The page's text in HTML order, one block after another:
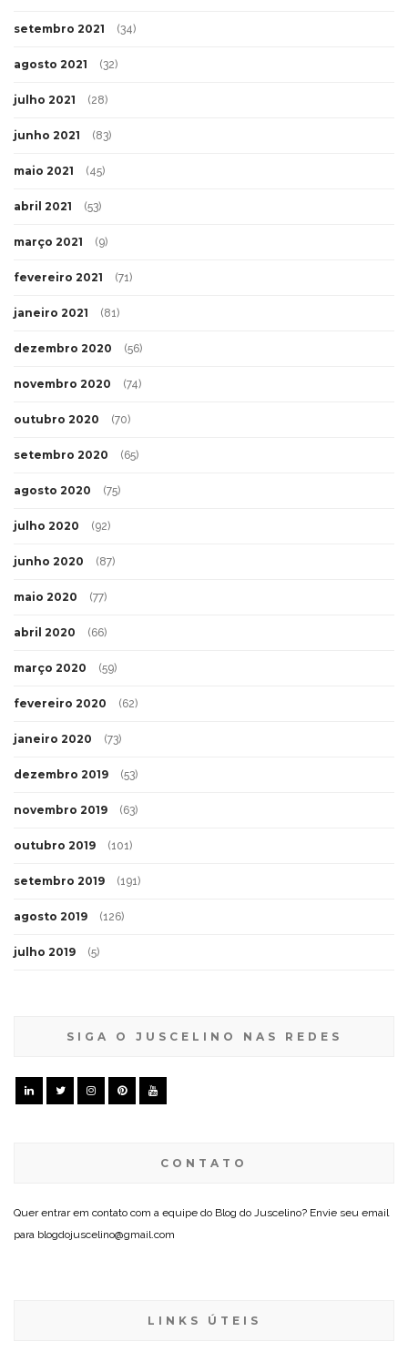
setembro 2021 (34)
agosto 2021 (32)
julho 2021 (28)
junho 2021 (83)
maio 2021 (45)
abril 2021 (53)
março 2021 (9)
fevereiro 2021 (71)
janeiro 2021 (81)
dezembro 2020 (56)
novembro 2020 (74)
outubro 2020 (70)
setembro 2020 (65)
agosto 2020 (75)
julho 2020 (92)
junho 2020 (87)
maio 2020 (77)
abril 2020 (66)
março 2020 (59)
fevereiro 2020 (62)
janeiro 2020 (73)
dezembro 2019 (53)
novembro 2019 (63)
outubro 2019 (101)
setembro 2019 (191)
agosto 2019 (126)
julho 2019 (5)
SIGA O JUSCELINO NAS REDES
CONTATO
Quer entrar em contato com a equipe do Blog do Juscelino? Envie seu email
para blogdojuscelino@gmail.com
LINKS ÚTEIS